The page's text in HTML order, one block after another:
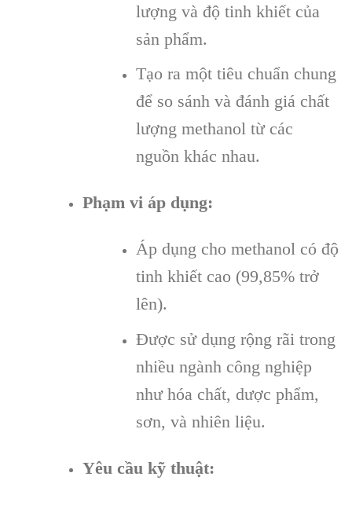
lượng và độ tinh khiết của
sản phẩm.
Tạo ra một tiêu chuẩn chung
để so sánh và đánh giá chất
lượng methanol từ các
nguồn khác nhau.
Phạm vi áp dụng:
Áp dụng cho methanol có độ
tinh khiết cao (99,85% trở
lên).
Được sử dụng rộng rãi trong
nhiều ngành công nghiệp
như hóa chất, dược phẩm,
sơn, và nhiên liệu.
Yêu cầu kỹ thuật: